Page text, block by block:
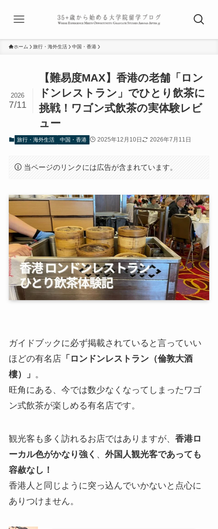
ホーム 旅行・海外生活 中国・香港
【難易度MAX】香港の老舗「ロン
ドンレストラン」でひとり飲茶に
挑戦！ワゴン式飲茶の実体験レビ
ュー
2026
7/11
旅行・海外生活 中国・香港 2025年12月10日 2026年7月11日
当ページのリンクには広告が含まれています。
ガイドブックに必ず掲載されていると言っていい
ほどの有名店「ロンドンレストラン（倫敦大酒
樓）」 。
旺角にある、今では数少なくなってしまったワゴ
ン式飲茶が楽しめる有名店です。
観光客も多く訪れるお店ではありますが、 香港ロ
ーカル色がかなり強く 、 外国人観光客であっても
容赦なし！
香港人と同じように突っ込んでいかないと点心に
ありつけません。